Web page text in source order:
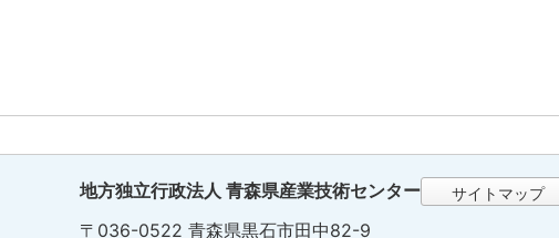
地方独立行政法人 青森県産業技術センター サイトマップ
〒036-0522 青森県黒石市田中82-9